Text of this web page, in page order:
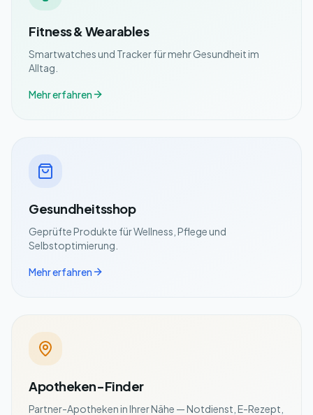
Fitness & Wearables
Smartwatches und Tracker für mehr Gesundheit im
Alltag.
Mehr erfahren
Gesundheitsshop
Geprüfte Produkte für Wellness, Pflege und
Selbstoptimierung.
Mehr erfahren
Apotheken-Finder
Partner-Apotheken in Ihrer Nähe — Notdienst, E-Rezept,